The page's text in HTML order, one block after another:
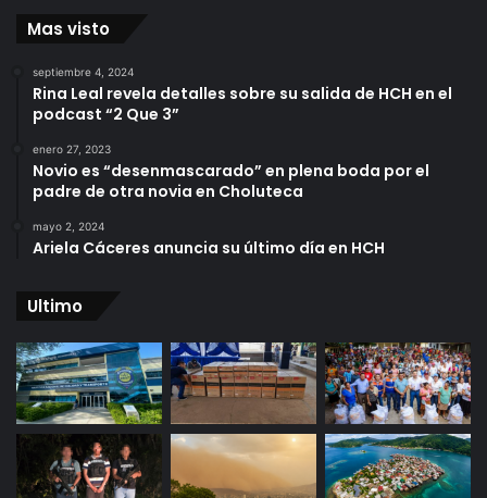
Mas visto
septiembre 4, 2024
Rina Leal revela detalles sobre su salida de HCH en el
podcast “2 Que 3”
enero 27, 2023
Novio es “desenmascarado” en plena boda por el
padre de otra novia en Choluteca
mayo 2, 2024
Ariela Cáceres anuncia su último día en HCH
Ultimo